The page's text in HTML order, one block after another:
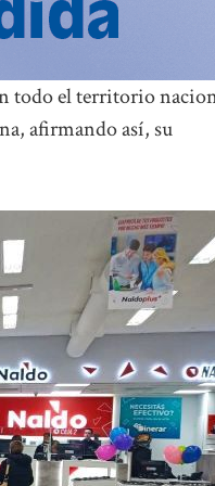
todo el territorio
afirmando así, su